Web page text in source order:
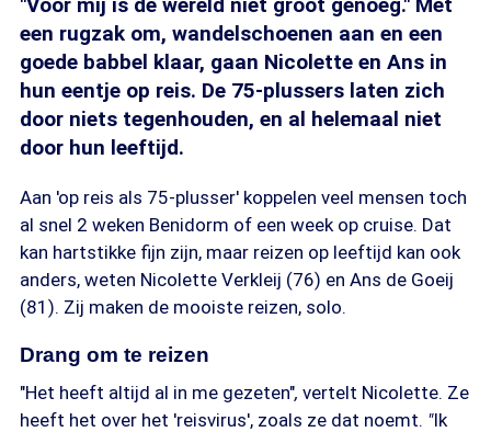
een rugzak om, wandelschoenen aan en een
goede babbel klaar, gaan Nicolette en Ans in
hun eentje op reis. De 75-plussers laten zich
door niets tegenhouden, en al helemaal niet
door hun leeftijd.
Aan 'op reis als 75-plusser' koppelen veel mensen toch
al snel 2 weken Benidorm of een week op cruise. Dat
kan hartstikke fijn zijn, maar reizen op leeftijd kan ook
anders, weten Nicolette Verkleij (76) en Ans de Goeij
(81). Zij maken de mooiste reizen, solo.
Drang om te reizen
"Het heeft altijd al in me gezeten", vertelt Nicolette. Ze
heeft het over het 'reisvirus', zoals ze dat noemt. "Ik